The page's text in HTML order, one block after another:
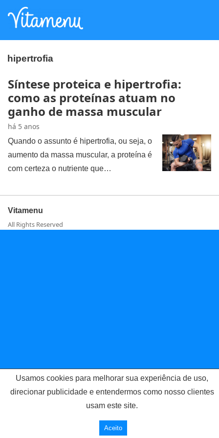
hipertrofia
Síntese proteica e hipertrofia:
como as proteínas atuam no
ganho de massa muscular
há 5 anos
Quando o assunto é hipertrofia, ou seja, o
aumento da massa muscular, a proteína é
com certeza o nutriente que…
Vitamenu
All Rights Reserved
Usamos cookies para melhorar sua experiência de uso,
direcionar publicidade e entendermos como nosso clientes
usam este site.
Aceito